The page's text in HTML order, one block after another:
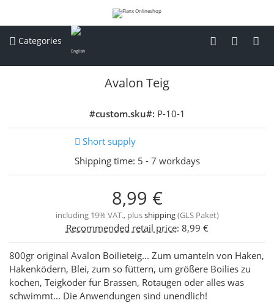
Categories
Avalon Teig
#custom.sku#: P-10-1
Short supply
Shipping time: 5 - 7 workdays
8,99 €
including 19% VAT., plusshipping(GLS Paket)
Recommended retail price: 8,99 €
800gr original Avalon Boilieteig... Zum umanteln von Haken,
Hakenködern, Blei, zum so füttern, um größere Boilies zu
kochen, Teigköder für Brassen, Rotaugen oder alles was
schwimmt... Die Anwendungen sind unendlich!